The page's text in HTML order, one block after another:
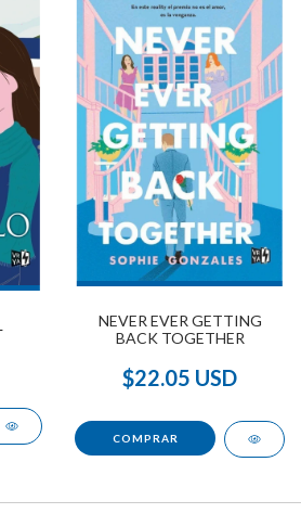
NEVER EVER GETTING
BACK TOGETHER
$22.05 USD